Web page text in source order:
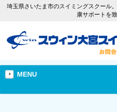
埼玉県さいたま市のスイミングスクール
康サポートを
MENU